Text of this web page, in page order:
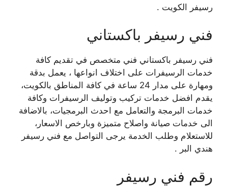
رسيفر الكويت .
فني رسيفر باكستاني
فني رسيفر باكستاني فني متخصص في تقديم كافة
خدمات الرسيفرات على اختلاف انواعها ، يعمل بدقة
ومهارة على مدار 24 ساعة في كافة المناطق بالكويت،
يقدم افضل خدمات تركيب وتوليف الرسيفرات وكافة
خدمات البرمجة والتعامل مع احدث البرمجيات، بالاضافة
الى خدمات صيانة واصلاح متميزة وبارخص الاسعار،
للاستعلام وطلب الخدمة يرجى التواصل مع فني رسيفر
هندي البر .
رقم فني رسيفر